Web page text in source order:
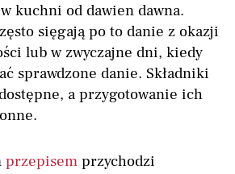
kuchni od dawien dawna.
sięgają po to danie z okazji
lub w zwyczajne dni, kiedy
sprawdzone danie. Składniki
a przygotowanie ich
przepisem przychodzi